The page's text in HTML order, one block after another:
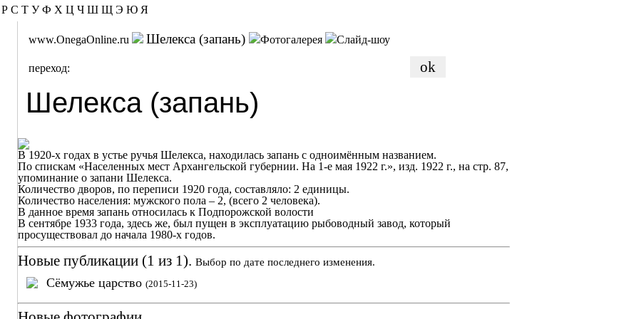
Р С Т У Ф Х Ц Ч Ш Щ Э Ю Я
www.OnegaOnline.ru Шелекса (запань) Фотогалерея Слайд-шоу
переход:
Шелекса (запань)
В 1920-х годах в устье ручья Шелекса, находилась запань с одноимённым названием.
По спискам «Населенных мест Архангельской губернии. На 1-е мая 1922 г.», изд. 1922 г., на стр. 87,
упоминание о запани Шелекса.
Количество дворов, по переписи 1920 года, составляло: 2 единицы.
Количество населения: мужского пола – 2, (всего 2 человека).
В данное время запань относилась к Подпорожской волости
В сентябре 1933 года, здесь же, был пущен в эксплуатацию рыбоводный завод, который
просуществовал до начала 1980-х годов.
Новые публикации (1 из 1). Выбор по дате последнего изменения.
Сёмужье царство (2015-11-23)